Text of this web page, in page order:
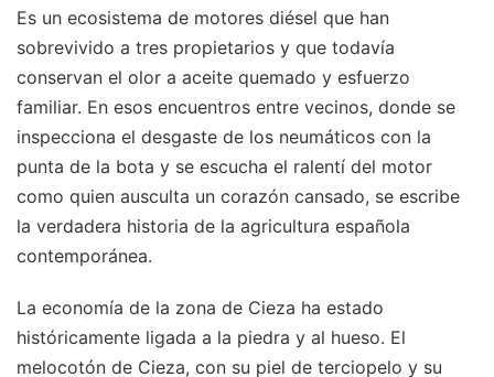
Es un ecosistema de motores diésel que han
sobrevivido a tres propietarios y que todavía
conservan el olor a aceite quemado y esfuerzo
familiar. En esos encuentros entre vecinos, donde se
inspecciona el desgaste de los neumáticos con la
punta de la bota y se escucha el ralentí del motor
como quien ausculta un corazón cansado, se escribe
la verdadera historia de la agricultura española
contemporánea.
La economía de la zona de Cieza ha estado
históricamente ligada a la piedra y al hueso. El
melocotón de Cieza, con su piel de terciopelo y su